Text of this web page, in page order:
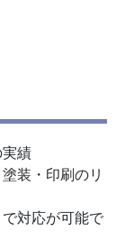
績
装・印刷のリ
対応が可能で